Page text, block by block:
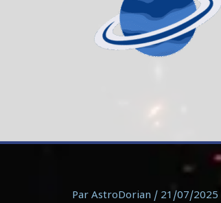
Par AstroDorian / 21/07/2025